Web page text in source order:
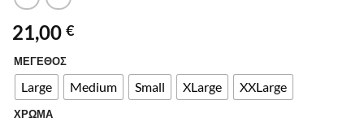
21,00 €
ΜΕΓΕΘΟΣ
Large Medium Small XLarge XXLarge
ΧΡΩΜΑ
Alternative: